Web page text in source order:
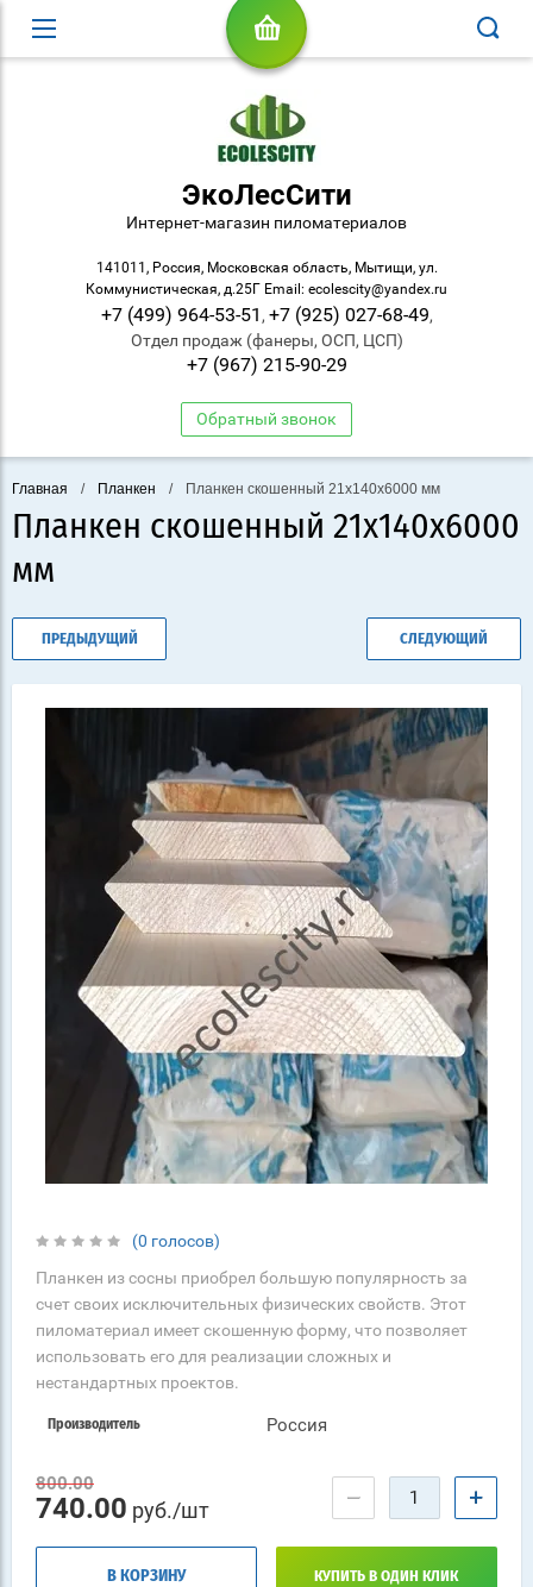
ЭкоЛесСити
Интернет-магазин пиломатериалов
141011, Россия, Московская область, Мытищи, ул.
Коммунистическая, д.25Г Email: ecolescity@yandex.ru
+7 (499) 964-53-51 , +7 (925) 027-68-49,
Отдел продаж (фанеры, ОСП, ЦСП)
+7 (967) 215-90-29
Обратный звонок
Главная / Планкен / Планкен скошенный 21х140х6000 мм
Планкен скошенный 21х140х6000
мм
ПРЕДЫДУЩИЙ СЛЕДУЮЩИЙ
(0 голосов)
Планкен из сосны приобрел большую популярность за
счет своих исключительных физических свойств. Этот
пиломатериал имеет скошенную форму, что позволяет
использовать его для реализации сложных и
нестандартных проектов.
Производитель Россия
800.00
740.00 руб./шт − +
В КОРЗИНУ КУПИТЬ В ОДИН КЛИК